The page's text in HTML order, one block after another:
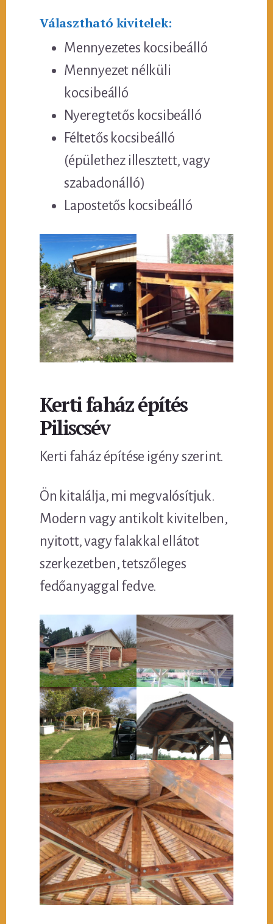
Választható kivitelek:
Mennyezetes kocsibeálló
Mennyezet nélküli
kocsibeálló
Nyeregtetős kocsibeálló
Féltetős kocsibeálló
(épülethez illesztett, vagy
szabadonálló)
Lapostetős kocsibeálló
Kerti faház építés
Piliscsév
Kerti faház építése igény szerint.
Ön kitalálja, mi megvalósítjuk.
Modern vagy antikolt kivitelben,
nyitott, vagy falakkal ellátot
szerkezetben, tetszőleges
fedőanyaggal fedve.